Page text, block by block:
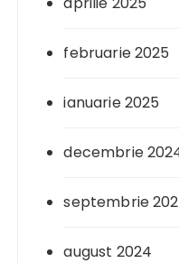
februarie 2025
ianuarie 2025
decembrie
septembrie
august 2024